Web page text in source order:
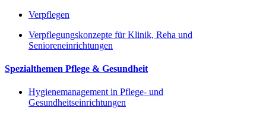
Verpflegen
Verpflegungskonzepte für Klinik, Reha und
Senioreneinrichtungen
Spezialthemen Pflege & Gesundheit
Hygienemanagement in Pflege- und
Gesundheitseinrichtungen